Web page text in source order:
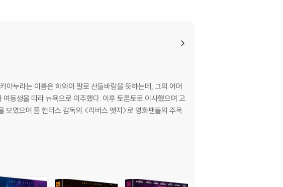
판매가 어려우므로 신중한 구매 선택을 부탁드립니다.
손이 발생하지 않도록 완충 포장을 부탁드립니다.
누라는 이름은 하와이 말로 산들바람을 뜻하는데, 그의 어머
동생을 따라 뉴욕으로 이주했다. 이후 토론토로 이사했으며 고
였으며 톰 헌터스 감독의 <리버스 엣지>로 영화팬들의 주목